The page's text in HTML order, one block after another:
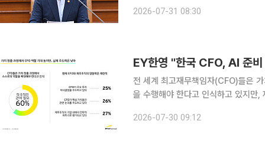
상이다. 해외 금융자산에 투자해 수익
2026-07-31 08:30
EY한영 "한국 CFO, AI 준
전 세계 최고재무책임자(CFO)들은
을 수행해야 한다고 인식하고 있지만
‘2026 EY 글로벌 CFO DNA 설문
2026-07-30 09:12